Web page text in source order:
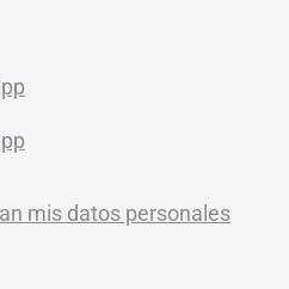
mis datos personales